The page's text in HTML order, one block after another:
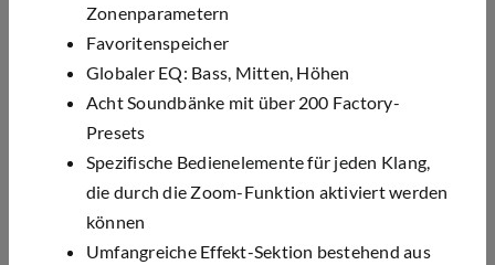
Zonenparametern
Favoritenspeicher
Globaler EQ: Bass, Mitten, Höhen
Acht Soundbänke mit über 200 Factory-
Presets
Spezifische Bedienelemente für jeden Klang,
die durch die Zoom-Funktion aktiviert werden
können
Umfangreiche Effekt-Sektion bestehend aus